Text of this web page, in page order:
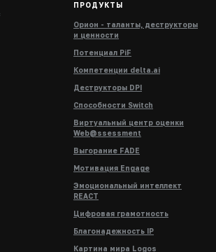
ПРОДУКТЫ
Орион - таланты, деструкторы
и ценности
Потенциал PiF
Компетенции delta.ai
Деструкторы DPI
Способности Switch
Виртуальный центр оценки
Web@ssessment
Выгорание FADE
Мотивация Engage
Эмоциональный интеллект
REACT
Цифровая грамотность
Благонадежность IP
Картина мира Logos